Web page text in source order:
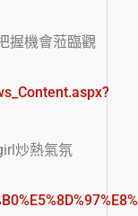
握機會蒞臨觀
炒熱氣氛